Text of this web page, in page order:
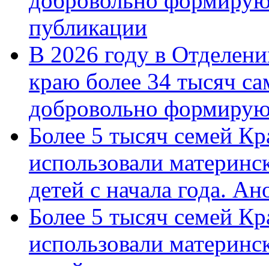
публикации
В 2026 году в
краю более 34 тысяч
добровольно
Более 5 тысяч семей
использовали
детей с начала года.
Более 5 тысяч семей
использовали